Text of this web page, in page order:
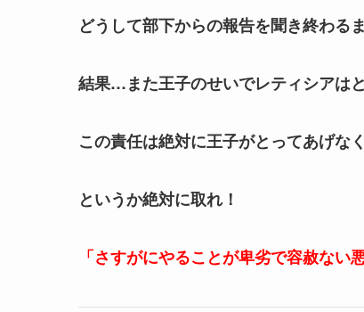
どうして部下からの報告を聞き終わる
結果…また王子のせいでレティシアは
この責任は絶対に王子がとってあげな
というか絶対に取れ！
「さすがにやることが卑劣で容赦ない